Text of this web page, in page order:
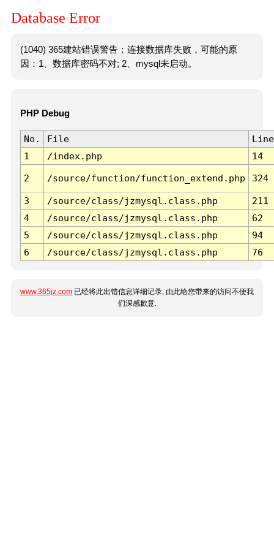
Database Error
(1040) 365建站错误警告：连接数据库失败，可能的原
因：1、数据库密码不对; 2、mysql未启动。
PHP Debug
No. File
Line
1
/index.php 14
2 /source/function/function_extend.php 324
3 /source/class/jzmysql.class.php
211
4
/source/class/jzmysql.class.php
62
5
/source/class/jzmysql.class.php
94
6
/source/class/jzmysql.class.php 76
www.365jz.com 已经将此出错信息详细记录, 由此给您带来的访问不便我
们深感歉意.